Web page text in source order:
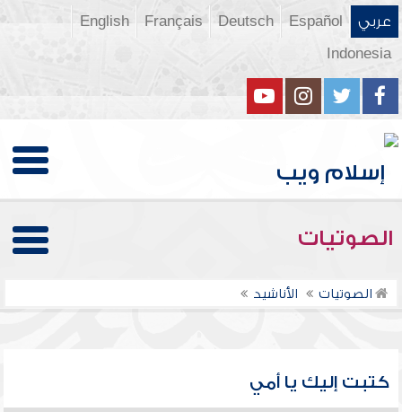
عربي Español
Deutsch
Français
English
Indonesia
الصوتيات
الصوتيات الأناشيد
كتبت إليك يا أمي